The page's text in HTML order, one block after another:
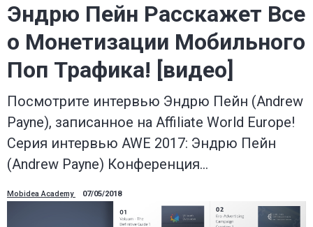
Эндрю Пейн Расскажет Все
о Монетизации Мобильного
Поп Трафика! [видео]
Посмотрите интервью Эндрю Пейн (Andrew
Payne), записанное на Affiliate World Europe!
Серия интервью AWE 2017: Эндрю Пейн
(Andrew Payne) Конференция…
Mobidea Academy 07/05/2018